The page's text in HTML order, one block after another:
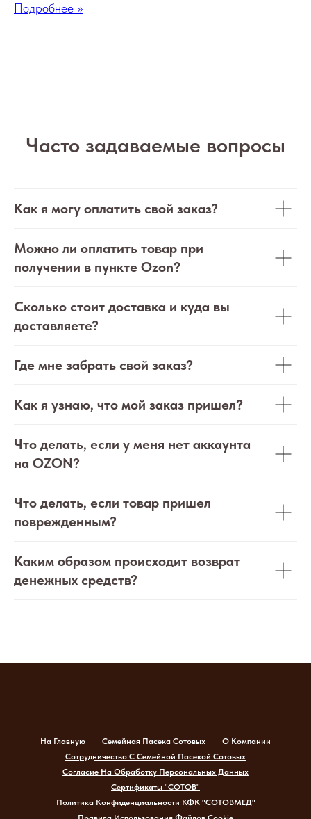
Подробнее >>
Часто задаваемые вопросы
Как я могу оплатить свой заказ?
Можно ли оплатить товар при
получении в пункте Ozon?
Сколько стоит доставка и куда вы
доставляете?
Где мне забрать свой заказ?
Как я узнаю, что мой заказ пришел?
Что делать, если у меня нет аккаунта
на OZON?
Что делать, если товар пришел
поврежденным?
Каким образом происходит возврат
денежных средств?
На Главную Семейная Пасека Сотовых
О Компании
Сотрудничество С Семейной Пасекой Сотовых
Согласие На Обработку Персональных Данных
Сертификаты "СОТОВ"
Политика Конфиденциальности КФК "СОТОВМЕД"